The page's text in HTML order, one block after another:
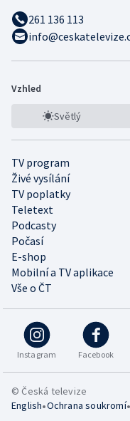
261 136 113
Vzhled
Světlý
TV program
Živé vysílání
TV poplatky
Teletext
Podcasty
Počasí
E-shop
Mobilní a TV aplikace
Vše o ČT
Instagram Facebook
© Česká televize
English•Ochrana soukromí